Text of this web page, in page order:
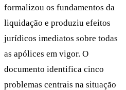
formalizou os fundamentos da
liquidação e produziu efeitos
jurídicos imediatos sobre todas
as apólices em vigor. O
documento identifica cinco
problemas centrais na situação